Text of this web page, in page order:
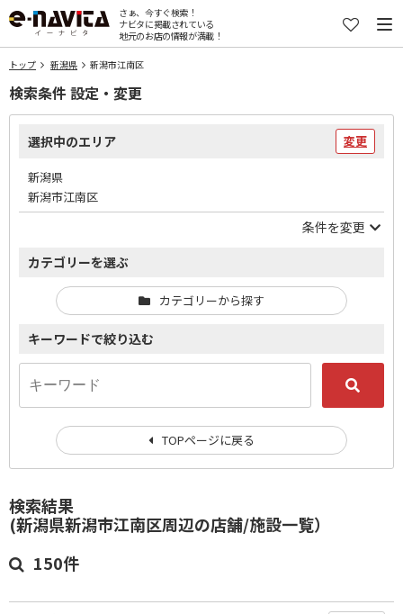
さぁ、今すぐ検索！
ナビタに掲載されている
地元のお店の情報が満載！
トップ 新潟県 新潟市江南区
検索結果
(新潟県新潟市江南区周辺の店舗/施設一覧）
150件
検索条件 設定・変更
選択中のエリア 変更
新潟県
新潟市江南区
条件を変更
カテゴリーを選ぶ
カテゴリーから探す
キーワードで絞り込む
TOPページに戻る